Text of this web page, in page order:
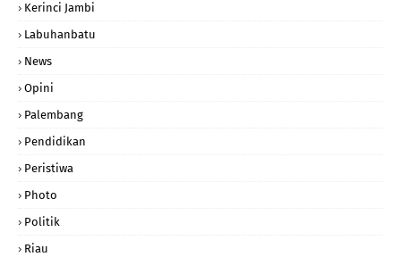
Kerinci Jambi
Labuhanbatu
News
Opini
Palembang
Pendidikan
Peristiwa
Photo
Politik
Riau